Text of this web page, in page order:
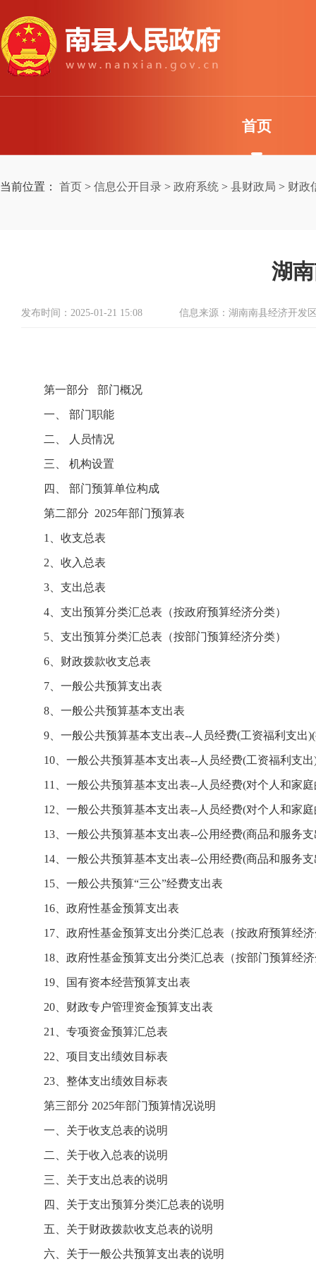
首页
当前位置： 首页 > 信息公开目录 > 政府系统 > 县财政局 > 财政
湖
发布时间：2025-01-21 15:08 信息来源：湖南南县经济开发
第一部分 部门概况
一、 部门职能
二、 人员情况
三、 机构设置
四、 部门预算单位构成
第二部分 2025年部门预算表
1、收支总表
2、收入总表
3、支出总表
4、支出预算分类汇总表（按政府预算经济分类）
5、支出预算分类汇总表（按部门预算经济分类）
6、财政拨款收支总表
7、一般公共预算支出表
8、一般公共预算基本支出表
9、一般公共预算基本支出表--人员经费(工资福利支出)(
10、一般公共预算基本支出表--人员经费(工资福利支出
11、一般公共预算基本支出表--人员经费(对个人和家庭
12、一般公共预算基本支出表--人员经费(对个人和家庭
13、一般公共预算基本支出表--公用经费(商品和服务支
14、一般公共预算基本支出表--公用经费(商品和服务支
15、一般公共预算“三公”经费支出表
16、政府性基金预算支出表
17、政府性基金预算支出分类汇总表（按政府预算经济
18、政府性基金预算支出分类汇总表（按部门预算经济
19、国有资本经营预算支出表
20、财政专户管理资金预算支出表
21、专项资金预算汇总表
22、项目支出绩效目标表
23、整体支出绩效目标表
第三部分 2025年部门预算情况说明
一、关于收支总表的说明
二、关于收入总表的说明
三、关于支出总表的说明
四、关于支出预算分类汇总表的说明
五、关于财政拨款收支总表的说明
六、关于一般公共预算支出表的说明